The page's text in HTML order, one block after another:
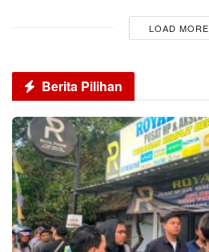
LOAD MORE
Berita Pilihan